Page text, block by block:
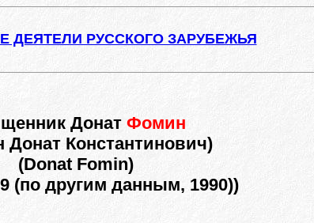
ДЕЯТЕЛИ РУССКОГО ЗАРУБЕЖЬЯ
Донат Фомин
Константинович)
(Donat Fomin)
(по другим данным, 1990))